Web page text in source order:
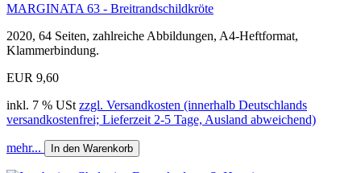
MARGINATA 63 - Breitrandschildkröte
2020, 64 Seiten, zahlreiche Abbildungen, A4-Heftformat,
Klammerbindung.
EUR 9,60
inkl. 7 % USt zzgl. Versandkosten (innerhalb Deutschlands
versandkostenfrei; Lieferzeit 2-5 Tage, Ausland abweichend)
mehr... In den Warenkorb